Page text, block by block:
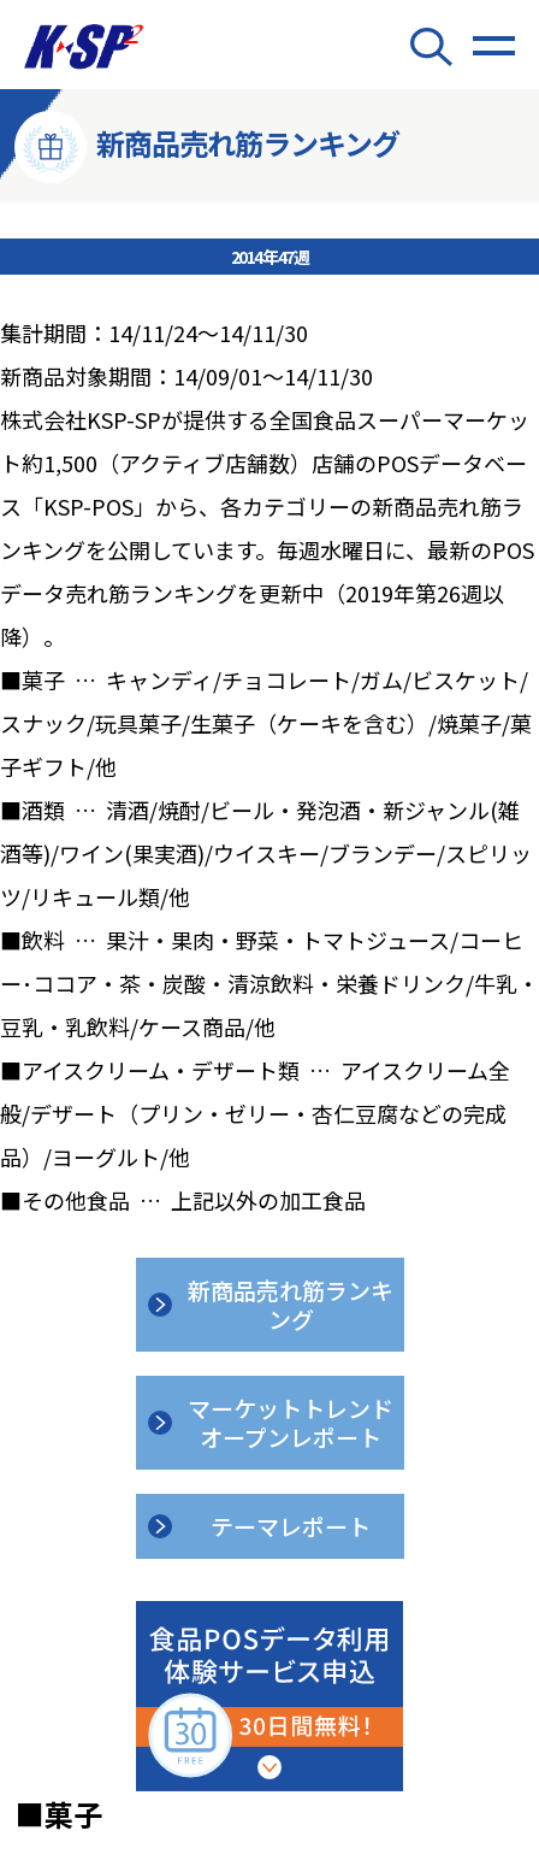
新商品売れ筋ランキング
2014年47週
集計期間：14/11/24～14/11/30
新商品対象期間：14/09/01～14/11/30
株式会社KSP-SPが提供する全国食品スーパーマーケッ
ト約1,500（アクティブ店舗数）店舗のPOSデータベー
ス「KSP-POS」から、各カテゴリーの新商品売れ筋ラ
ンキングを公開しています。毎週水曜日に、最新のPOS
データ売れ筋ランキングを更新中（2019年第26週以
降）。
■菓子 … キャンディ/チョコレート/ガム/ビスケット/
スナック/玩具菓子/生菓子（ケーキを含む）/焼菓子/菓
子ギフト/他
■酒類 … 清酒/焼酎/ビール・発泡酒・新ジャンル(雑
酒等)/ワイン(果実酒)/ウイスキー/ブランデー/スピリッ
ツ/リキュール類/他
■飲料 … 果汁・果肉・野菜・トマトジュース/コーヒ
ー･ココア・茶・炭酸・清涼飲料・栄養ドリンク/牛乳・
豆乳・乳飲料/ケース商品/他
■アイスクリーム・デザート類 … アイスクリーム全
般/デザート（プリン・ゼリー・杏仁豆腐などの完成
品）/ヨーグルト/他
■その他食品 … 上記以外の加工食品
新商品売れ筋ランキ
ング
マーケットトレンド
オープンレポート
テーマレポート
■菓子